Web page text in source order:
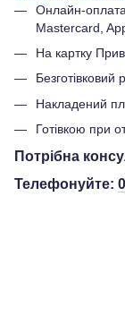
Онлайн-
Mastercard,
На картку
Безготівковий
Накладений
Готівкою при
Потрібна
Телефонуйте: